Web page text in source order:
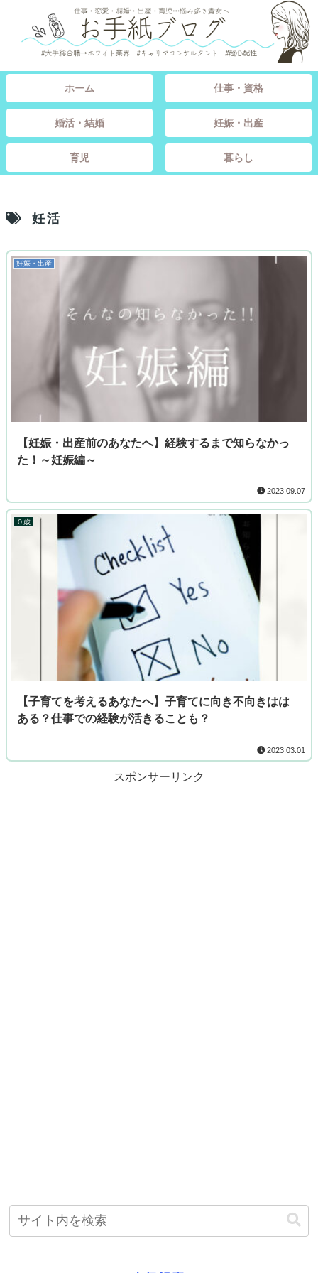
ホーム 仕事・資格
婚活・結婚 妊娠・出産
育児 暮らし
妊活
妊娠・出産
【妊娠・出産前のあなたへ】経験するまで知らなかっ
た！～妊娠編～
2023.09.07
０歳
【子育てを考えるあなたへ】子育てに向き不向きはは
ある？仕事での経験が活きることも？
2023.03.01
スポンサーリンク